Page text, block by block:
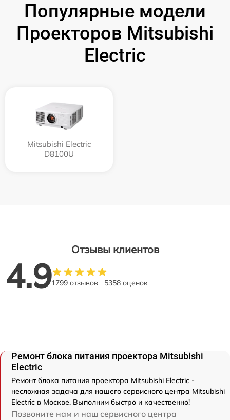
Популярные модели
Проекторов Mitsubishi
Electric
Mitsubishi Electric
D8100U
Отзывы клиентов
4.91799 отзывов 5358 оценок
Ремонт блока питания проектора Mitsubishi
Electric
Ремонт блока питания проектора Mitsubishi Electric -
несложная задача для нашего сервисного центра Mitsubishi
Electric в Москве. Выполним быстро и качественно!
Позвоните нам и наш сервисного центра